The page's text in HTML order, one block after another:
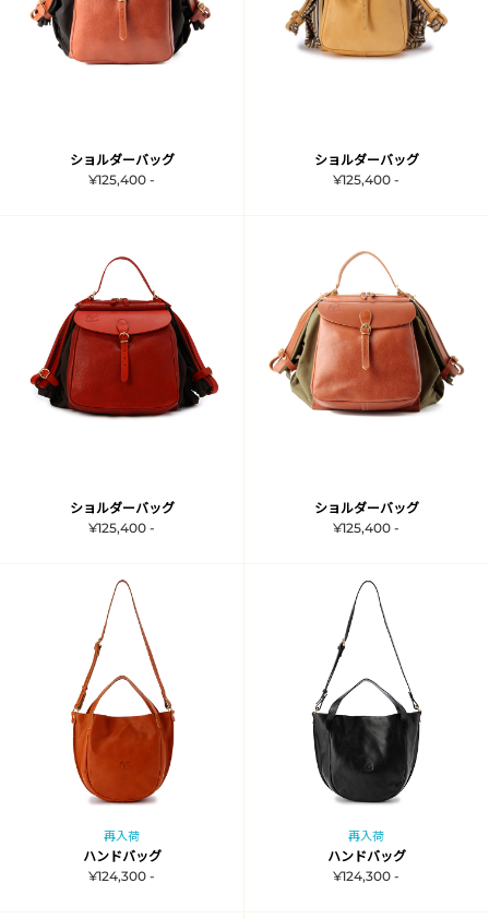
ショルダーバッグ
¥125,400 -
ショルダーバッグ
¥125,400 -
ショルダーバッグ
¥125,400 -
ショルダーバッグ
¥125,400 -
再入荷
ハンドバッグ
¥124,300 -
再入荷
ハンドバッグ
¥124,300 -